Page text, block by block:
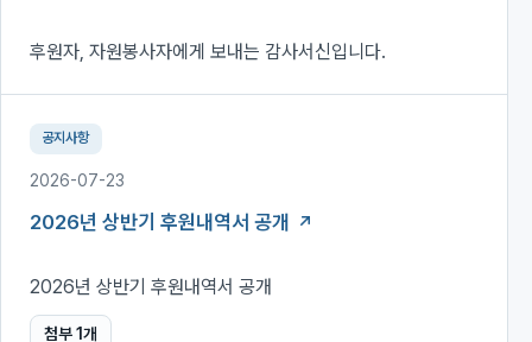
후원자, 자원봉사자에게 보내는 감사서신입니다.
공지사항
2026-07-23
2026년 상반기 후원내역서 공개
2026년 상반기 후원내역서 공개
첨부1개